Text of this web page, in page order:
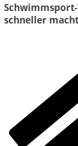
schneller